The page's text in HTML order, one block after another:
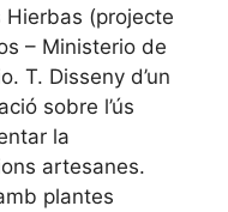
(projecte
– Ministerio de
T. Disseny d’un
sobre l’ús
la
artesanes.
plantes